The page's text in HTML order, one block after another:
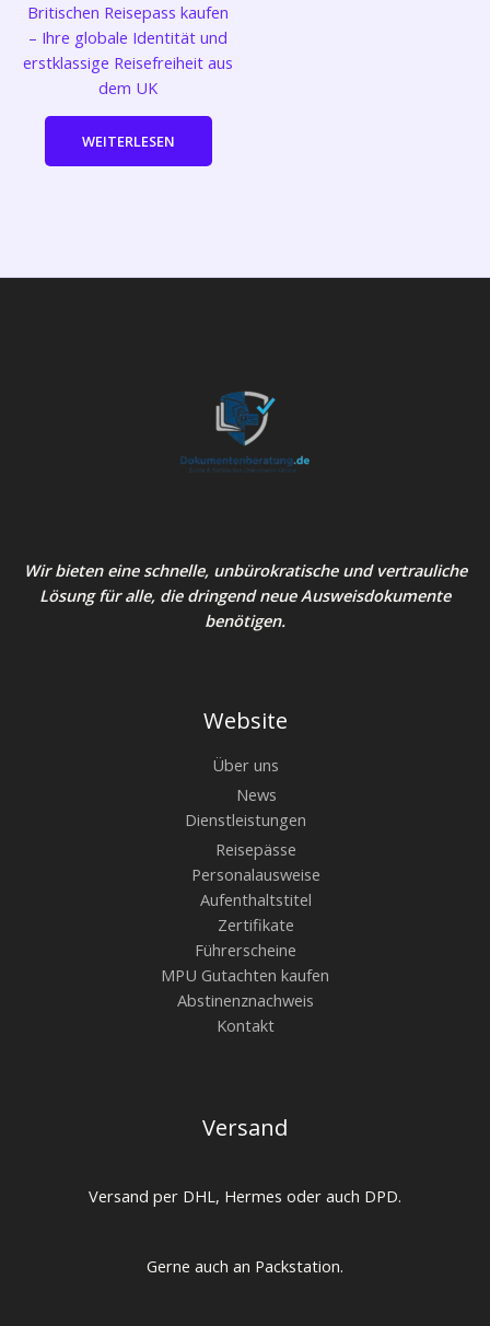
Britischen Reisepass kaufen
– Ihre globale Identität und
erstklassige Reisefreiheit aus
dem UK
WEITERLESEN
Wir bieten eine schnelle, unbürokratische und vertrauliche
Lösung für alle, die dringend neue Ausweisdokumente
benötigen.
Website
Über uns
News
Dienstleistungen
Reisepässe
Personalausweise
Aufenthaltstitel
Zertifikate
Führerscheine
MPU Gutachten kaufen
Abstinenznachweis
Kontakt
Versand
Versand per DHL, Hermes oder auch DPD.
Gerne auch an Packstation.